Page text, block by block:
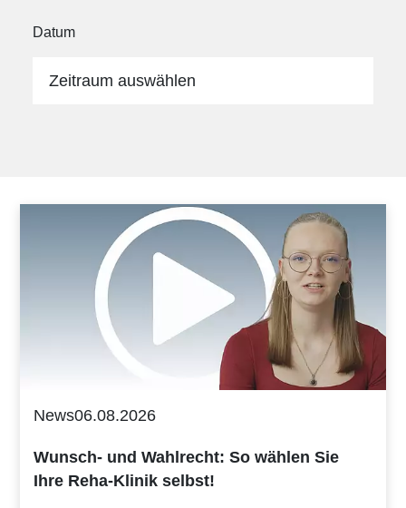
Datum
Zeitraum auswählen
News06.08.2026
Wunsch- und Wahlrecht: So wählen Sie
Ihre Reha-Klinik selbst!